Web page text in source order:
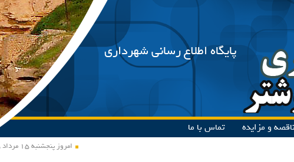
پایگاه اطلاع رسانی شهرداری
امروز پنجشنبه ۱۵ مرداد ۱۴۰۵
و مزایده تماس با ما